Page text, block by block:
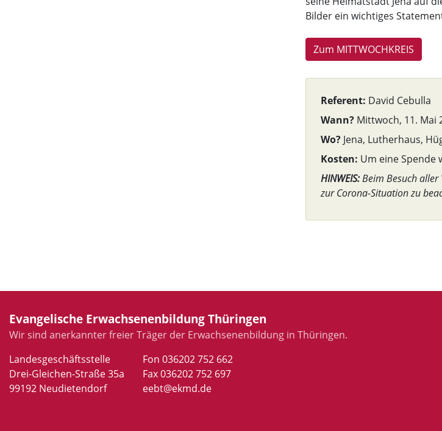
Bilder ein wichtiges
Zum MITTWOCHKREIS
Referent: David Cebulla
Wann? Mittwoch, 11. Mai
Wo? Jena, Lutherhaus,
Kosten: Um eine Spende
HINWEIS:Beim Besuch aller
zur Corona-Situation zu
Evangelische Erwachsenenbildung Thüringen
Wir sind anerkannter freier Träger der Erwachsenenbildung in Thüringen.
Landesgeschäftsstelle
Drei-Gleichen-Straße 35a
99192 Neudietendorf
Fon 036202 752 662
Fax 036202 752 697
eebt@ekmd.de